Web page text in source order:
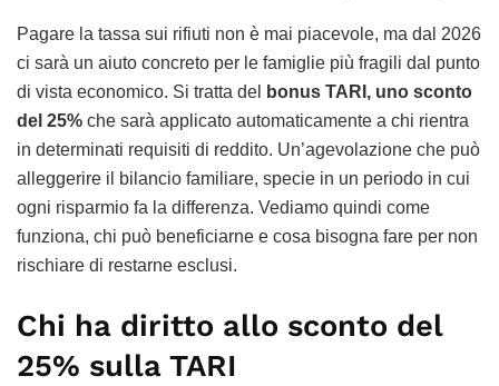
Pagare la tassa sui rifiuti non è mai piacevole, ma dal 2026
ci sarà un aiuto concreto per le famiglie più fragili dal punto
di vista economico. Si tratta del
bonus TARI, uno sconto
del 25% che sarà applicato automaticamente a chi rientra
in determinati requisiti di reddito. Un’agevolazione che può
alleggerire il bilancio familiare, specie in un periodo in cui
ogni risparmio fa la differenza. Vediamo quindi come
funziona, chi può beneficiarne e cosa bisogna fare per non
rischiare di restarne esclusi.
Chi ha diritto allo sconto del
25% sulla TARI